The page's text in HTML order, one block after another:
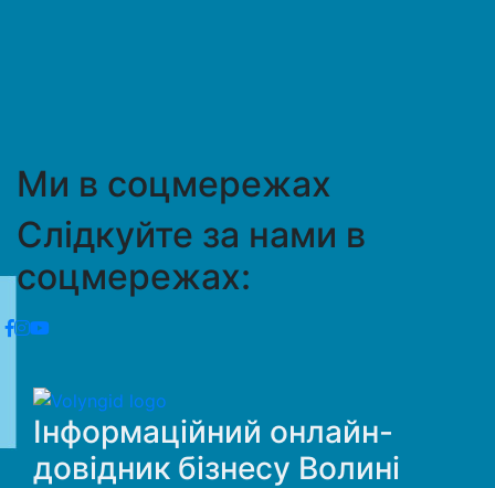
Ми в соцмережах
Слідкуйте за нами в
соцмережах:
Інформаційний онлайн-
довідник бізнесу Волині